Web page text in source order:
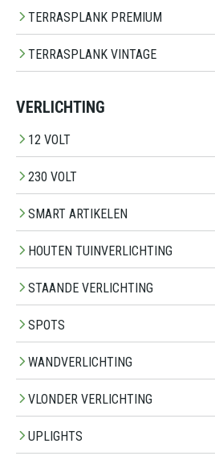
TERRASPLANK PREMIUM
TERRASPLANK VINTAGE
VERLICHTING
12 VOLT
230 VOLT
SMART ARTIKELEN
HOUTEN TUINVERLICHTING
STAANDE VERLICHTING
SPOTS
WANDVERLICHTING
VLONDER VERLICHTING
UPLIGHTS